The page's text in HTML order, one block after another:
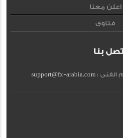
اعلن معنا
فتاوى
بنا
الفنى :support@fx-arabia.com